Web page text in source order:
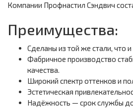
Компании Профнастил Сэндвич
Преимущества:
Сделаны из той же стали, что и
Фабричное производство
качества.
Широкий спектр оттенков и
Эстетическая
Надёжность — срок службы